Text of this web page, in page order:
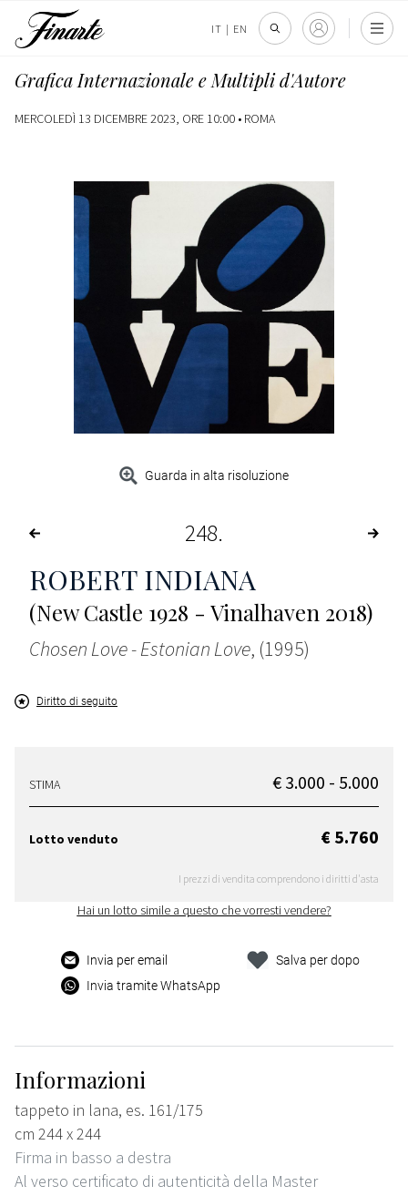
IT | EN
Grafica Internazionale e Multipli d'Autore
MERCOLEDÌ 13 DICEMBRE 2023, ORE 10:00 • ROMA
Guarda in alta risoluzione
248
ROBERT INDIANA
(New Castle 1928 - Vinalhaven 2018)
Chosen Love - Estonian Love, (1995)
Diritto di seguito
STIMA € 3.000 - 5.000
Lotto venduto € 5.760
I prezzi di vendita comprendono i diritti d'asta
Hai un lotto simile a questo che vorresti vendere?
Invia per email
Invia tramite WhatsApp
Salva per dopo
Informazioni
tappeto in lana, es. 161/175
cm 244 x 244
Firma in basso a destra
Al verso certificato di autenticità della Master